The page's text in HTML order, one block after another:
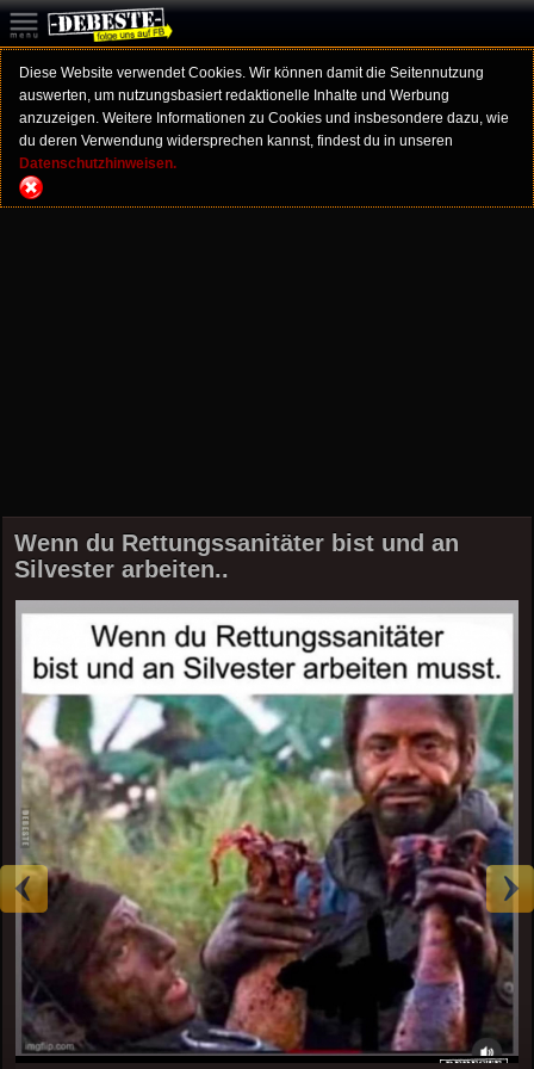
Diese Website verwendet Cookies. Wir können damit die Seitennutzung
auswerten, um nutzungsbasiert redaktionelle Inhalte und Werbung
anzuzeigen. Weitere Informationen zu Cookies und insbesondere dazu, wie
du deren Verwendung widersprechen kannst, findest du in unseren
Datenschutzhinweisen.
Wenn du Rettungssanitäter bist und an
Silvester arbeiten..